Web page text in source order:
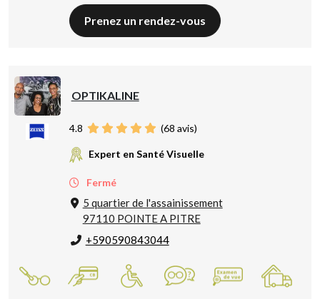
Prenez un rendez-vous
OPTIKALINE
4.8 (68 avis)
Expert en Santé Visuelle
Fermé
5 quartier de l'assainissement
97110 POINTE A PITRE
+590590843044